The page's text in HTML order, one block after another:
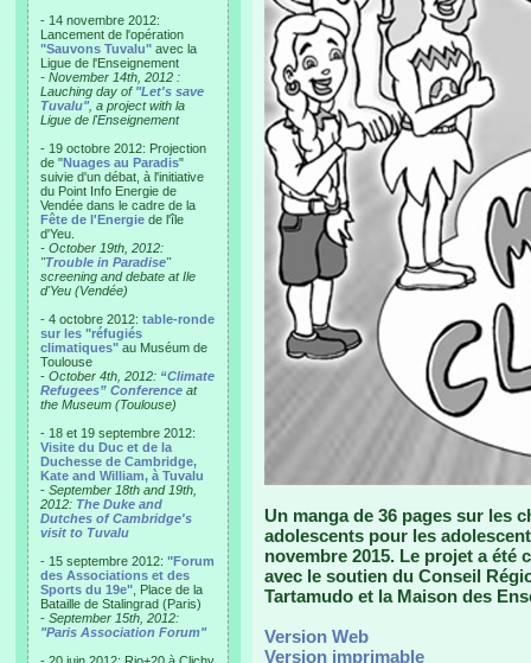
- 14 novembre 2012:
Lancement de l'opération
"Sauvons Tuvalu" avec la
Ligue de l'Enseignement
- November 14th, 2012 :
Lauching day of "Let's save
Tuvalu", a project with la
Ligue de l'Enseignement
- 19 octobre 2012: Projection
de "Nuages au Paradis"
suivie d'un débat, à l'initiative
du Point Info Energie de
Vendée dans le cadre de la
Fête de l'Energie de l'île
d'Yeu.
- October 19th, 2012:
"Trouble in Paradise"
screening and debate at Ile
d'Yeu (Vendée)
- 4 octobre 2012: table-ronde
sur les "réfugiés
climatiques" au Muséum de
Toulouse
- October 4th, 2012: “Climate
Refugees” Conference at
the Museum (Toulouse)
- 18 et 19 septembre 2012:
Visite du Duc et de la
Duchesse de Cambridge,
Kate and William, à Tuvalu
- September 18th and 19th,
2012: The Duke and
Dutches of Cambridge's
visit to Tuvalu
- 15 septembre 2012: "Forum
des Associations et des
Sports du 19e" , Place de la
Bataille de Stalingrad (Paris)
- September 15th, 2012:
"Paris Association Forum"
Un manga de 36 pages sur les
adolescents pour les
novembre 2015. Le projet a été
avec le soutien du Conseil
Tartamudo et la Maison des
Version Web
Version imprimable